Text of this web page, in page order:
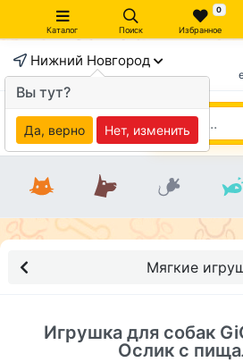
Каталог Поиск
0
Избранное
Нижний Новгород
Мягкие
Игрушка для собак
Ослик с
Вы тут?
Да, верно Нет, изменить